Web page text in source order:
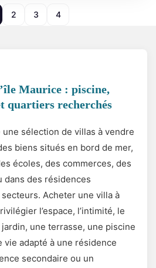
2 3 4
Maurice : piscine,
quartiers recherchés
sélection de villas à vendre
biens situés en bord de mer,
écoles, des commerces, des
dans des résidences
Acheter une villa à
l’espace, l’intimité, le
une terrasse, une piscine
vie adapté à une résidence
secondaire ou un